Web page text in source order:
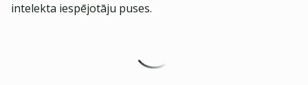
intelekta iespējotāju puses.